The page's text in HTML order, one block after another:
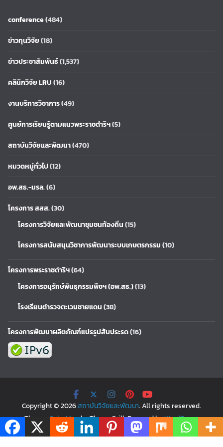
conference(484)
ข่าวทุนวิจัย(18)
ข่าวประชาสัมพันธ์(1,537)
คลินิกวิจัย LRU(16)
งานบริการวิชาการ(49)
ศูนย์การเรียนรู้ตามแนวพระราชดำริฯ(5)
สถาบันวิจัยและพัฒนา(470)
หมวดหมู่ทั่วไป(12)
อพ.สธ.-มรล.(6)
โครงการ สสส.(30)
โครงการวิจัยและพัฒนาชุมชนท้องถิ่น(15)
โครงการสนับสนุนวิชาการพัฒนาระบบเกษตรกรรม(10)
โครงการพระราชดำริฯ(64)
โครงการอนุรักษ์พันธุกรรมพืชฯ (อพ.สธ.)(13)
โรงเรียนตำรวจตะเวนชายแดน(38)
โครงการพัฒนาผลิตภัณฑ์แปรรูปสับประรด(16)
Copyright © 2026สถาบันวิจัยและพัฒนา. All rights reserved.
Theme: ColorMagby ThemeGrill. Powered byWordPress.